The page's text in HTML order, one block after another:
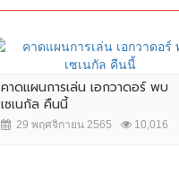
คาดแผนการเล่น เอกวาดอร์ พบ
เซเนกัล คืนนี้
29 พฤศจิกายน 2565 10,016